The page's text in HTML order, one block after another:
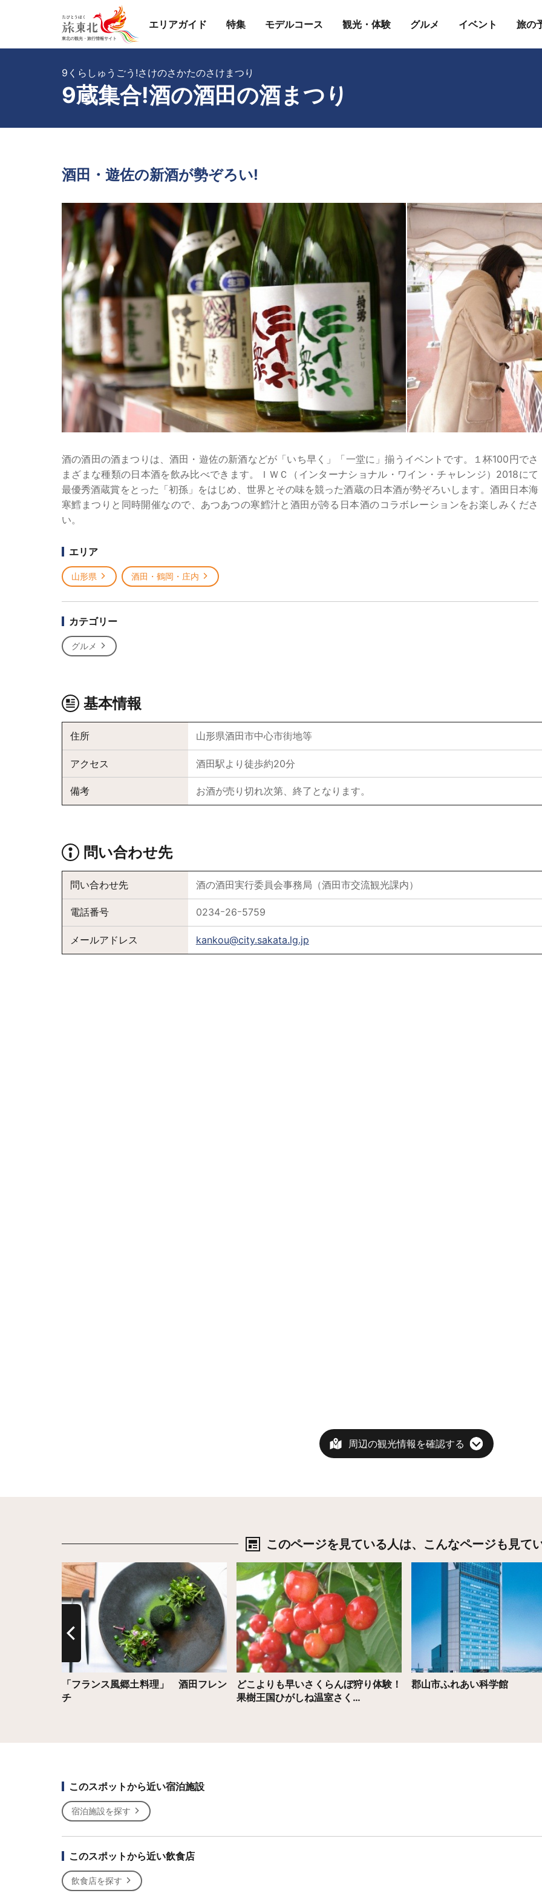
エリアガイド 特集 モデルコース 観光・体験 グルメ イベント 旅の
9蔵集合!酒の酒田の酒まつり
9くらしゅうごう!さけのさかたのさけまつり
酒田・遊佐の新酒が勢ぞろい!
酒の酒田の酒まつりは、酒田・遊佐の新酒などが「いち早く」「一堂に」揃うイベントです。１杯100円でさ
まざまな種類の日本酒を飲み比べできます。ＩＷＣ（インターナショナル・ワイン・チャレンジ）2018にて
最優秀酒蔵賞をとった「初孫」をはじめ、世界とその味を競った酒蔵の日本酒が勢ぞろいします。酒田日本海
寒鱈まつりと同時開催なので、あつあつの寒鱈汁と酒田が誇る日本酒のコラボレーションをお楽しみくださ
い。
エリア
山形県 酒田・鶴岡・庄内
カテゴリー
グルメ
基本情報
住所 山形県酒田市中心市街地等
アクセス 酒田駅より徒歩約20分
備考 お酒が売り切れ次第、終了となります。
問い合わせ先
問い合わせ先 酒の酒田実行委員会事務局（酒田市交流観光課内）
電話番号 0234ｰ26ｰ5759
メールアドレス kankou@city.sakata.lg.jp
周辺の観光情報を確認する
このページを見ている人は、 こんなページも見て
「フランス風郷土料理」 酒田フレン
チ
詳細はこちら
どこよりも早いさくらんぼ狩り体験！
果樹王国ひがしね温室さく…
詳細はこちら
郡山市ふれあい科学館
詳細はこちら
このスポットから近い宿泊施設
宿泊施設を探す
このスポットから近い飲食店
飲食店を探す